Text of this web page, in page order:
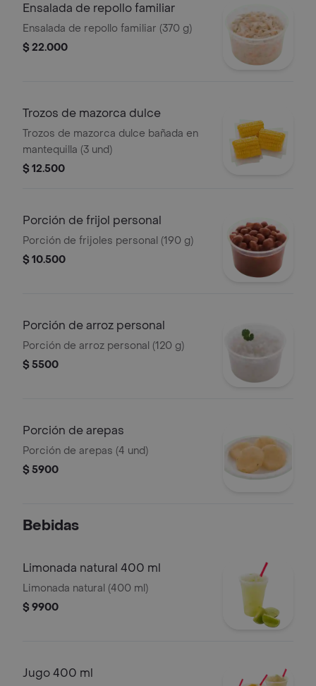
Ensalada de repollo familiar
Ensalada de repollo familiar (370 g)
$ 22.000
Trozos de mazorca dulce
Trozos de mazorca dulce bañada en
mantequilla (3 und)
$ 12.500
Porción de frijol personal
Porción de frijoles personal (190 g)
$ 10.500
Porción de arroz personal
Porción de arroz personal (120 g)
$ 5500
Porción de arepas
Porción de arepas (4 und)
$ 5900
Bebidas
Limonada natural 400 ml
Limonada natural (400 ml)
$ 9900
Jugo 400 ml